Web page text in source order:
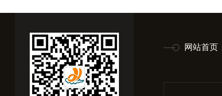
网站首页